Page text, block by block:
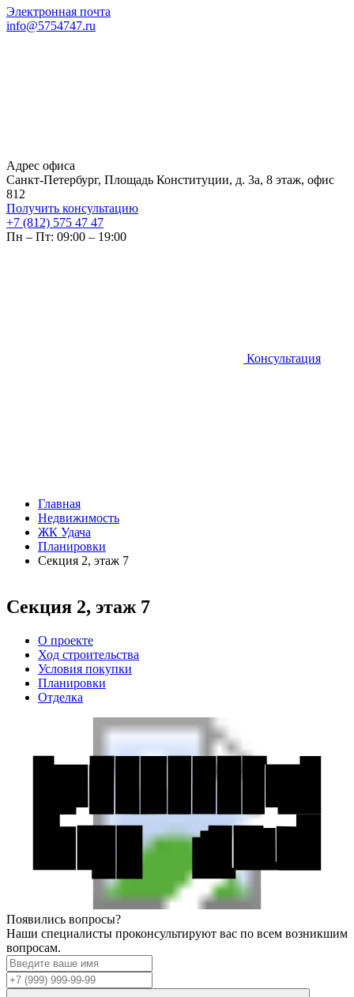
Электронная почта
info@5754747.ru
Адрес офиса
Санкт-Петербург, Площадь Конституции, д. 3а, 8 этаж, офис
812
Получить консультацию
+7 (812) 575 47 47
Пн – Пт: 09:00 – 19:00
Консультация
Главная
Недвижимость
ЖК Удача
Планировки
Секция 2, этаж 7
Секция 2, этаж 7
О проекте
Ход строительства
Условия покупки
Планировки
Отделка
Появились вопросы?
Наши специалисты проконсультируют вас по всем возникшим
вопросам.